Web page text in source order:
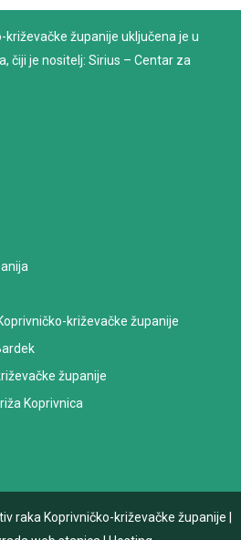
križevačke županije uključena je u
čiji je nositelj: Sirius – Centar za
križevačke županije
županije
Koprivnica
raka Koprivničko-križevačke županije